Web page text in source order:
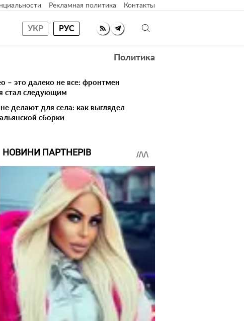
Рекламная политика Контакты
УКР РУС
Политика
– это далеко не все: фронтмен
стал следующим
делают для села: как выглядел
сборки
НОВИНИ ПАРТНЕРІВ